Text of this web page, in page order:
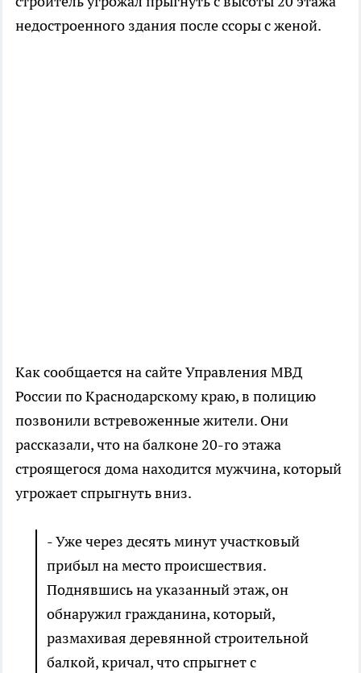
недостроенного здания после ссоры с женой.
Как сообщается на сайте Управления МВД
России по Краснодарскому краю, в полицию
позвонили встревоженные жители. Они
рассказали, что на балконе 20-го этажа
строящегося дома находится мужчина, который
угрожает спрыгнуть вниз.
- Уже через десять минут участковый
прибыл на место происшествия.
Поднявшись на указанный этаж, он
обнаружил гражданина, который,
размахивая деревянной строительной
балкой, кричал, что спрыгнет с